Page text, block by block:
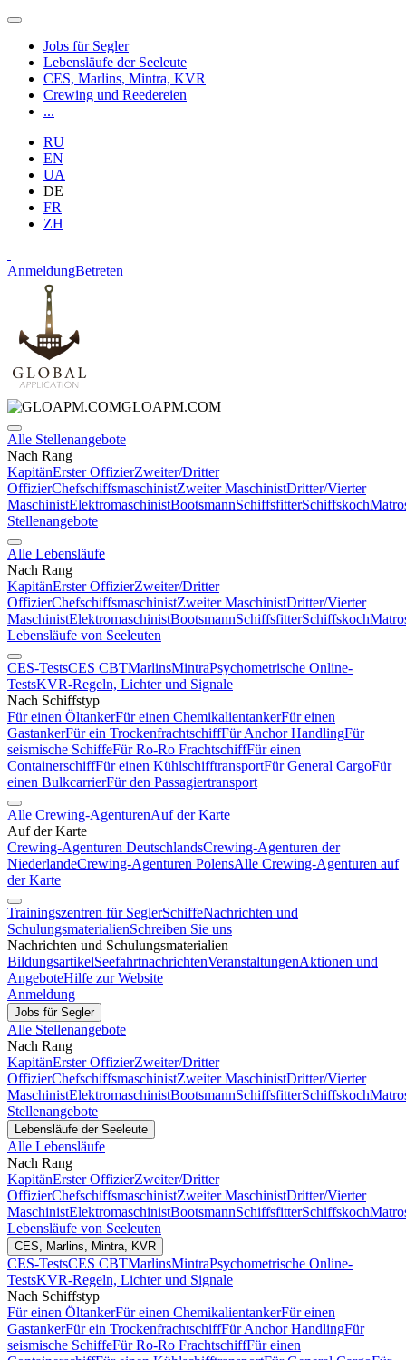
Jobs für Segler
Lebensläufe der Seeleute
CES, Marlins, Mintra, KVR
Crewing und Reedereien
...
RU
EN
UA
DE
FR
ZH
AnmeldungBetreten
GLOAPM.COM
Alle Stellenangebote
Nach Rang
KapitänErster OffizierZweiter/Dritter
OffizierChefschiffsmaschinistZweiter MaschinistDritter/Vierter
MaschinistElektromaschinistBootsmannSchiffsfitterSchiffskoch
Stellenangebote
Alle Lebensläufe
Nach Rang
KapitänErster OffizierZweiter/Dritter
OffizierChefschiffsmaschinistZweiter MaschinistDritter/Vierter
MaschinistElektromaschinistBootsmannSchiffsfitterSchiffskoch
Lebensläufe von Seeleuten
CES-TestsCES CBTMarlinsMintraPsychometrische Online-
TestsKVR-Regeln, Lichter und Signale
Nach Schiffstyp
Für einen ÖltankerFür einen ChemikalientankerFür einen
GastankerFür ein TrockenfrachtschiffFür Anchor HandlingFür
seismische SchiffeFür Ro-Ro FrachtschiffFür einen
ContainerschiffFür einen KühlschifftransportFür General CargoFür
einen BulkcarrierFür den Passagiertransport
Alle Crewing-AgenturenAuf der Karte
Auf der Karte
Crewing-Agenturen DeutschlandsCrewing-Agenturen der
NiederlandeCrewing-Agenturen PolensAlle Crewing-Agenturen auf
der Karte
Trainingszentren für SeglerSchiffeNachrichten und
SchulungsmaterialienSchreiben Sie uns
Nachrichten und Schulungsmaterialien
BildungsartikelSeefahrtnachrichtenVeranstaltungenAktionen und
AngeboteHilfe zur Website
Anmeldung
Jobs für Segler
Alle Stellenangebote
Nach Rang
KapitänErster OffizierZweiter/Dritter
OffizierChefschiffsmaschinistZweiter MaschinistDritter/Vierter
MaschinistElektromaschinistBootsmannSchiffsfitterSchiffskoch
Stellenangebote
Lebensläufe der Seeleute
Alle Lebensläufe
Nach Rang
KapitänErster OffizierZweiter/Dritter
OffizierChefschiffsmaschinistZweiter MaschinistDritter/Vierter
MaschinistElektromaschinistBootsmannSchiffsfitterSchiffskoch
Lebensläufe von Seeleuten
CES, Marlins, Mintra, KVR
CES-TestsCES CBTMarlinsMintraPsychometrische Online-
TestsKVR-Regeln, Lichter und Signale
Nach Schiffstyp
Für einen ÖltankerFür einen ChemikalientankerFür einen
GastankerFür ein TrockenfrachtschiffFür Anchor HandlingFür
seismische SchiffeFür Ro-Ro FrachtschiffFür einen